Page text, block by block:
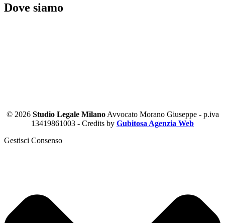
Dove siamo
© 2026 Studio Legale MilanoAvvocato Morano Giuseppe - p.iva
13419861003 - Credits by Gubitosa Agenzia Web
Gestisci Consenso